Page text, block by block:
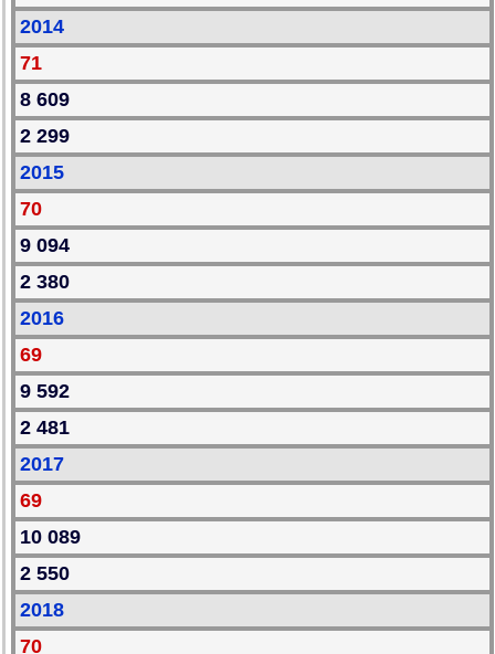
2014
71
8 609
2 299
2015
70
9 094
2 380
2016
69
9 592
2 481
2017
69
10 089
2 550
2018
70